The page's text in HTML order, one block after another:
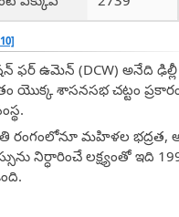
ఫర్ ఉమెన్ (DCW) అనేది
యొక్క శాసనసభ చట్టం
రంగంలోనూ మహిళల భద్రత,
నిర్ధారించే లక్ష్యంతో ఇది